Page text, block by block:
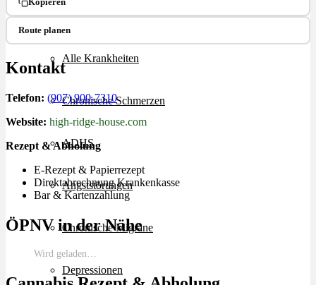
Therapien
Alle Krankheiten
Chronische Schmerzen
ADHS
Angststörungen
Chronische Migräne
Depressionen
Route planen
Kontakt
Telefon: (907) 900-7310
Website: high-ridge-house.com
Rezept & Abholung
E-Rezept & Papierrezept
Direktabrechnung Krankenkasse
Bar & Kartenzahlung
ÖPNV in der Nähe
Wird geladen…